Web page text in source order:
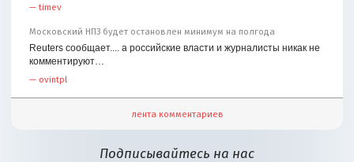
—timev
Московский НПЗ будет остановлен минимум на полгода
Reuters сообщает.... а российские власти и журналисты никак не
комментируют…
— ovintpl
лента комментариев
Подписывайтесь на нас